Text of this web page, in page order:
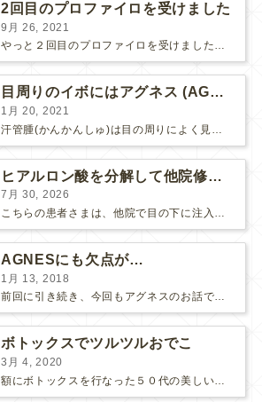
2回目のプロファイロを受けました
9月 26, 2021
やっと２回目のプロファイロを受けました。 ↑ 写真はプロファイロ翌日です。 この距離の写真では凹凸は映らないですし、 実物も、首がよく見ると凹凸が残っている位で、 それも３日で...
目周りのイボにはアグネス (AGNES）が効く！（ほぼ）ノーダウンタイムのイボ治療
1月 20, 2021
ヒアルロン酸を分解して他院修正（目の下のチンダル現象とその補正）
7月 30, 2026
こちらの患者さまは、他院で目の下に注入したヒアルロン酸がチンダル現象を起こしていたため、 ヒアルロン酸を分解する薬（ヒアルロニダーゼ）で分解してから 改めてヒアルロン酸を入れ直しました。 ...
AGNESにも欠点が…
1月 13, 2018
前回に引き続き、今回もアグネスのお話です。 AGNESはとっても良い治療である一方、 欠点もいくつかありますので、そちらもお話ししておきますね。 AGNESの欠点 1. ダウンタイム A...
ボトックスでツルツルおでこ
3月 4, 2020